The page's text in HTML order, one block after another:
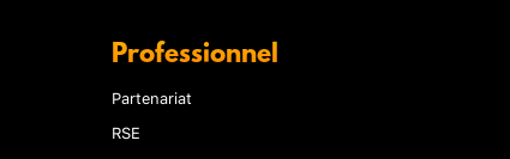
Professionnel
Partenariat
RSE